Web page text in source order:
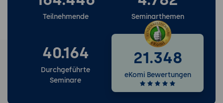
Teilnehmende Seminarthemen
40.164
Durchgeführte
Seminare
21.348
eKomi Bewertungen